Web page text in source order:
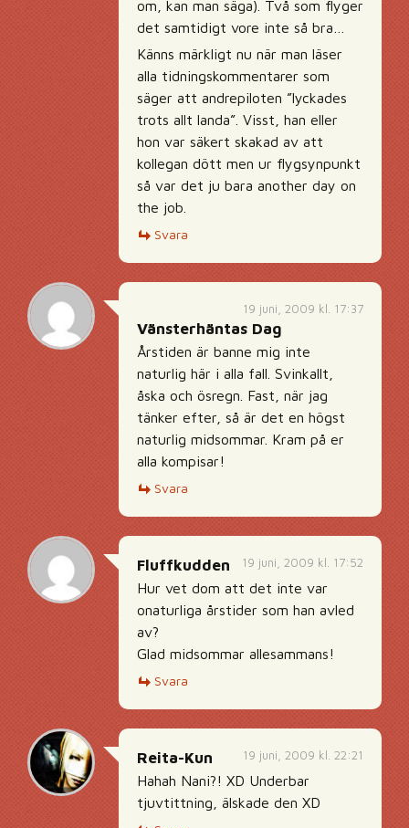
om, kan man säga). Två som flyger
det samtidigt vore inte så bra…
Känns märkligt nu när man läser
alla tidningskommentarer som
säger att andrepiloten ”lyckades
trots allt landa”. Visst, han eller
hon var säkert skakad av att
kollegan dött men ur flygsynpunkt
så var det ju bara another day on
the job.
Svara
19 juni, 2009 kl. 17:37
Vänsterhäntas Dag
Årstiden är banne mig inte
naturlig här i alla fall. Svinkallt,
åska och ösregn. Fast, när jag
tänker efter, så är det en högst
naturlig midsommar. Kram på er
alla kompisar!
Svara
19 juni, 2009 kl. 17:52
Fluffkudden
Hur vet dom att det inte var
onaturliga årstider som han avled
av?
Glad midsommar allesammans!
Svara
19 juni, 2009 kl. 22:21
Reita-Kun
Hahah Nani?! XD Underbar
tjuvtittning, älskade den XD